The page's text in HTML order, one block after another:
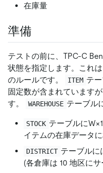
在庫量
準備
テストの前に、TPC-C
状態を指定します。これ
のルールです。
ITEM テ
固定数が含まれています
す。
WAREHOUSE テーブル
STOCK テーブルに
イテムの在庫データに
DISTRICT テーブルに
(各倉庫は 10 地区に